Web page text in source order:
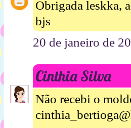
Obrigada leskka,
bjs
20 de janeiro de
Cinthia Silva
Não recebi o